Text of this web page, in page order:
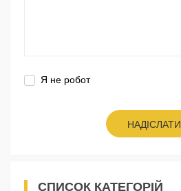
Я не робот
НАДІСЛАТИ
СПИСОК КАТЕГОРІЙ